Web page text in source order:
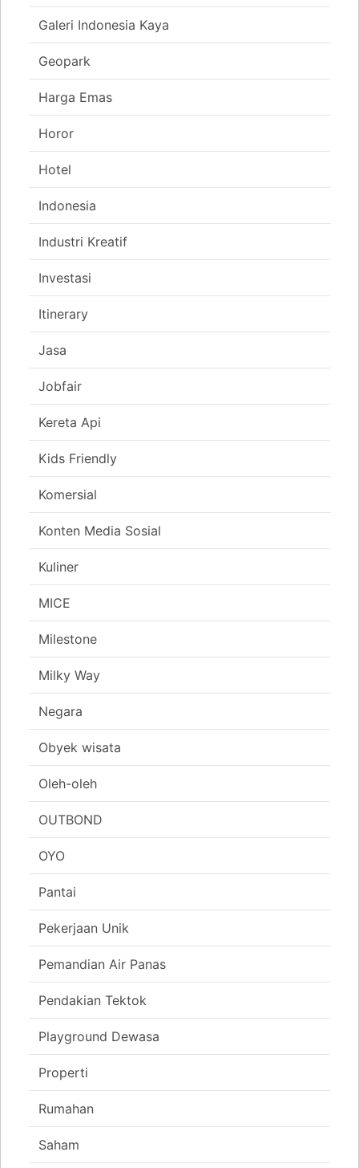
Galeri Indonesia Kaya
Geopark
Harga Emas
Horor
Hotel
Indonesia
Industri Kreatif
Investasi
Itinerary
Jasa
Jobfair
Kereta Api
Kids Friendly
Komersial
Konten Media Sosial
Kuliner
MICE
Milestone
Milky Way
Negara
Obyek wisata
Oleh-oleh
OUTBOND
OYO
Pantai
Pekerjaan Unik
Pemandian Air Panas
Pendakian Tektok
Playground Dewasa
Properti
Rumahan
Saham